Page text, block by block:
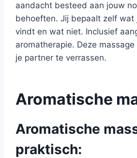
aandacht besteed aan jouw
behoeften. Jij bepaalt zelf wat
vindt en wat niet. Inclusief
aromatherapie. Deze
je partner te verrassen.
Aromatische
Aromatische
praktisch: